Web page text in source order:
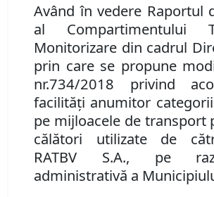
Având în vedere Raportul
al Compartimentului
Monitorizare din cadrul
prin care se propune
nr.734/2018 privind
facilităţi anumitor
pe mijloacele de transport
călători utilizate de
RATBV S.A., pe
administrativă a